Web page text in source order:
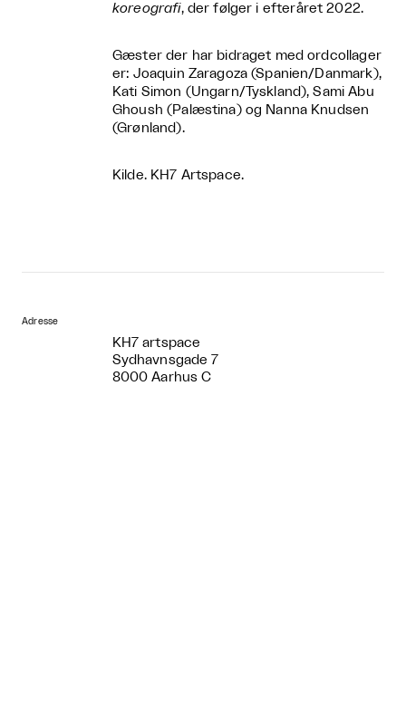
koreografi, der følger i efteråret 2022.
Gæster der har bidraget med ordcollager
er: Joaquin Zaragoza (Spanien/Danmark),
Kati Simon (Ungarn/Tyskland), Sami Abu
Ghoush (Palæstina) og Nanna Knudsen
(Grønland).
Kilde. KH7 Artspace.
Adresse
KH7 artspace
Sydhavnsgade 7
8000 Aarhus C